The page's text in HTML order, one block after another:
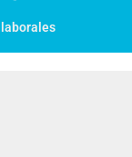
laborales